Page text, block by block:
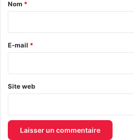
e
Nom *
E-mail *
Site web